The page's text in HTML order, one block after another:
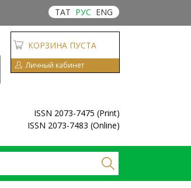
ТАТ РУС ENG
КОРЗИНА ПУСТА
Личный кабинет
ISSN 2073-7475 (Print)
ISSN 2073-7483 (Online)